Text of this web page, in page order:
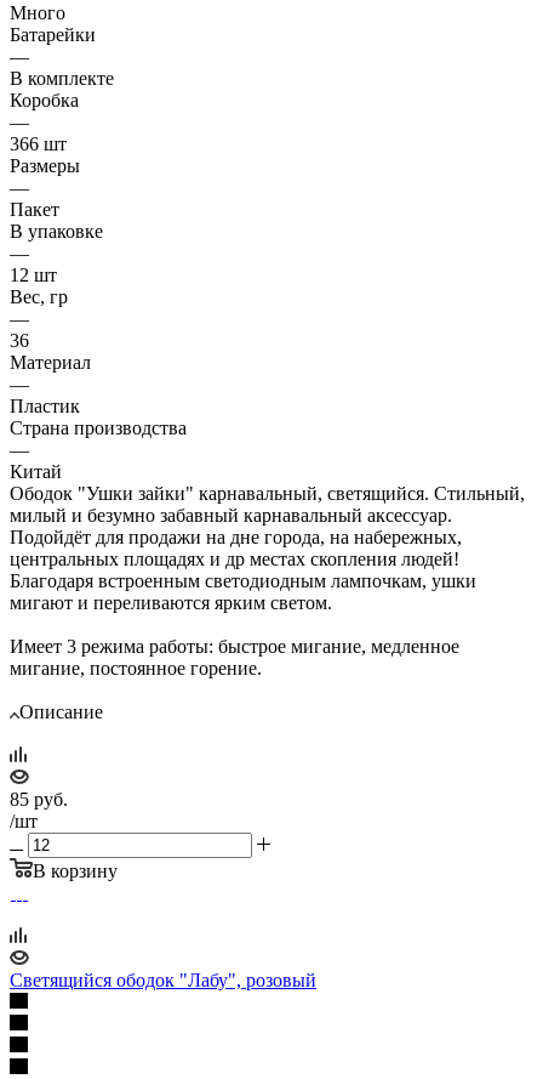
Много
Батарейки
—
В комплекте
Коробка
—
366 шт
Размеры
—
Пакет
В упаковке
—
12 шт
Вес, гр
—
36
Материал
—
Пластик
Страна производства
—
Китай
Ободок "Ушки зайки" карнавальный, светящийся. Стильный,
милый и безумно забавный карнавальный аксессуар.
Подойдёт для продажи на дне города, на набережных,
центральных площадях и др местах скопления людей!
Благодаря встроенным светодиодным лампочкам, ушки
мигают и переливаются ярким светом.
Имеет 3 режима работы: быстрое мигание, медленное
мигание, постоянное горение.
Описание
85 руб.
/шт
В корзину
Светящийся ободок "Лабу", розовый